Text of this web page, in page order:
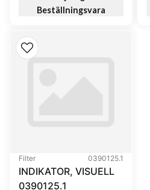
Beställningsvara
Filter 0390125.1
INDIKATOR, VISUELL
0390125.1